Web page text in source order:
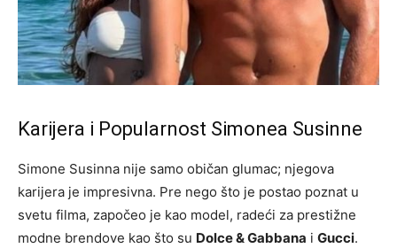
Karijera i Popularnost Simonea Susinne
Simone Susinna nije samo običan glumac; njegova
karijera je impresivna. Pre nego što je postao poznat u
svetu filma, započeo je kao model, radeći za prestižne
modne brendove kao što su Dolce & Gabbana i Gucci.